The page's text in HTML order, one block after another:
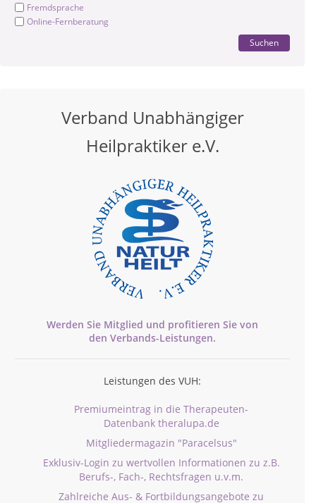
Fremdsprache
Online-Fernberatung
Suchen
Verband Unabhängiger
Heilpraktiker e.V.
Werden Sie Mitglied und profitieren Sie von
den Verbands-Leistungen.
Leistungen des VUH:
Premiumeintrag in die Therapeuten-
Datenbank theralupa.de
Mitgliedermagazin "Paracelsus"
Exklusiv-Login zu wertvollen Informationen zu z.B.
Berufs-, Fach-, Rechtsfragen u.v.m.
Zahlreiche Aus- & Fortbildungsangebote zu